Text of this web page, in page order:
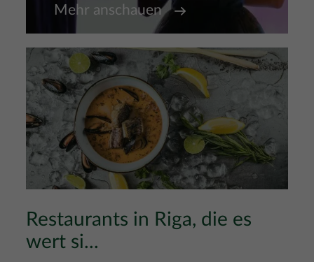
Mehr anschauen
Restaurants in Riga, die es
wert si...